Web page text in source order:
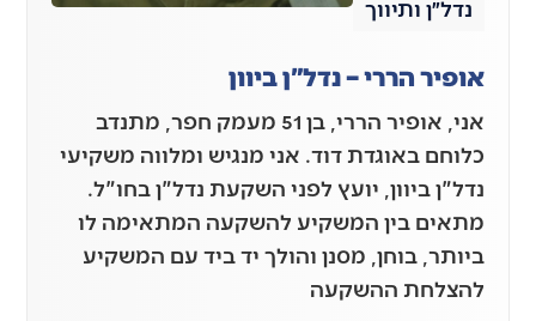
נדל״ן ותיווך
אופיר הררי – נדל"ן ביוון
אני, אופיר הררי, בן 51 מעמק חפר, מתנדב
כלוחם באוגדת דוד. אני מנגיש ומלווה משקיעי
נדל"ן ביוון, יועץ לפני השקעת נדל"ן בחו"ל.
מתאים בין המשקיע להשקעה המתאימה לו
ביותר, בוחן, מסנן והולך יד ביד עם המשקיע
להצלחת ההשקעה